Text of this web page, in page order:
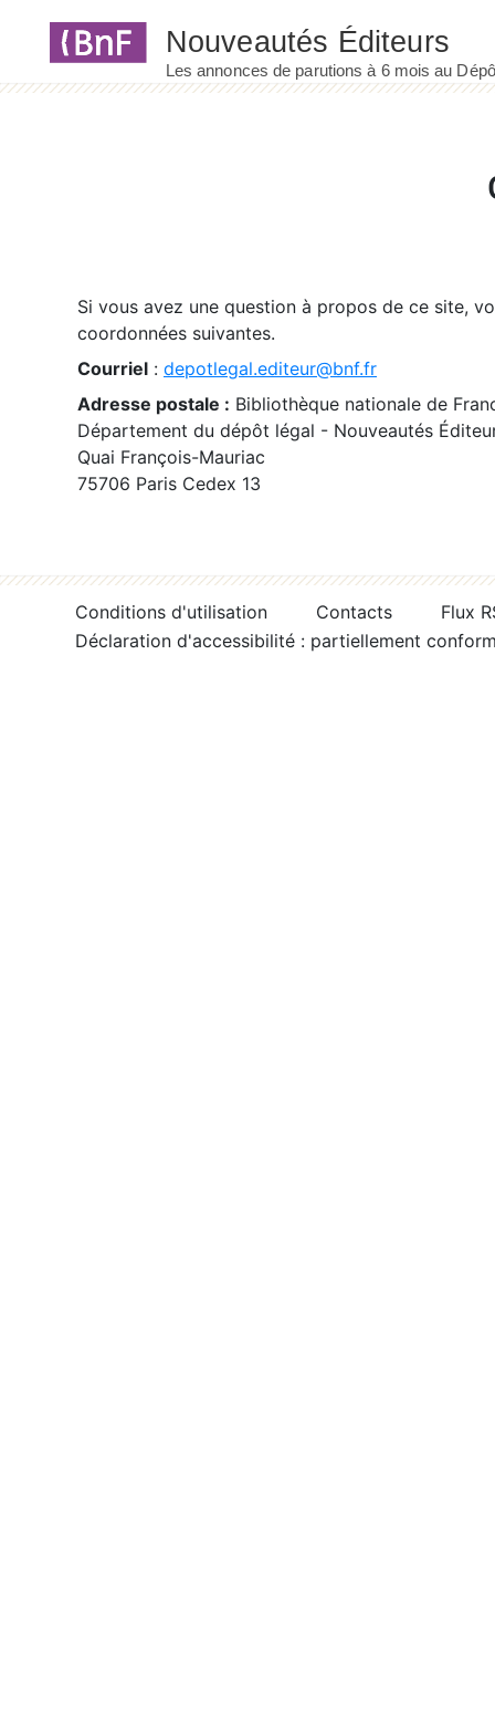
Si vous avez une question à propos de ce site,
coordonnées suivantes.
Courriel : depotlegal.editeur@bnf.fr
Adresse postale : Bibliothèque nationale de
Département du dépôt légal - Nouveautés
Quai François-Mauriac
75706 Paris Cedex 13
Conditions d'utilisation Contacts
Flux
Déclaration d'accessibilité : partiellement